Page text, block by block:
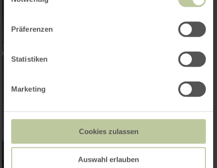
Präferenzen
Statistiken
Marketing
Cookies zulassen
Auswahl erlauben